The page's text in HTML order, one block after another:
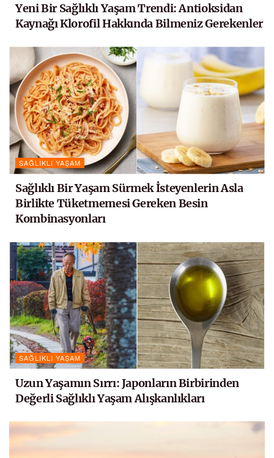
Yeni Bir Sağlıklı Yaşam Trendi: Antioksidan
Kaynağı Klorofil Hakkında Bilmeniz Gerekenler
SAĞLIKLI YAŞAM
Sağlıklı Bir Yaşam Sürmek İsteyenlerin Asla
Birlikte Tüketmemesi Gereken Besin
Kombinasyonları
SAĞLIKLI YAŞAM
Uzun Yaşamın Sırrı: Japonların Birbirinden
Değerli Sağlıklı Yaşam Alışkanlıkları